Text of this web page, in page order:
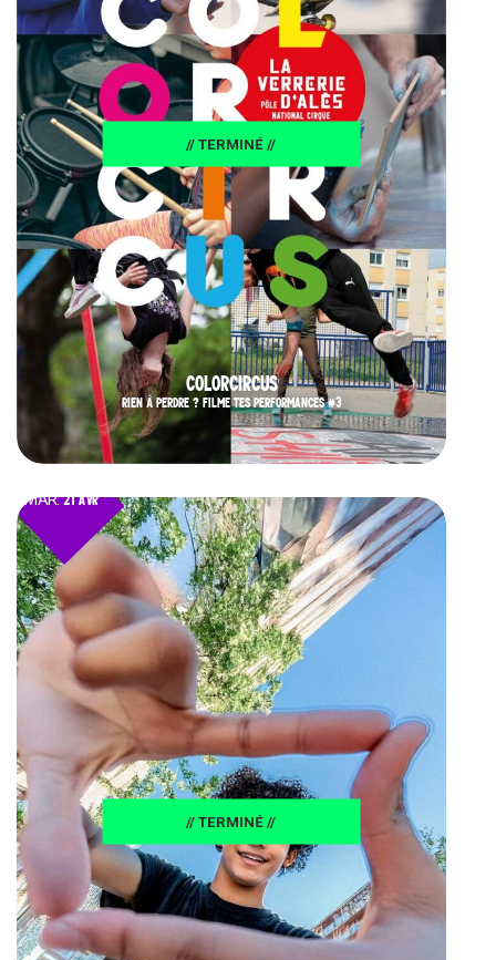
// TERMINÉ //
COLORCIRCUS
RIEN À PERDRE ? FILME TES PERFORMANCES #3
MAR.21 AVR
// TERMINÉ //